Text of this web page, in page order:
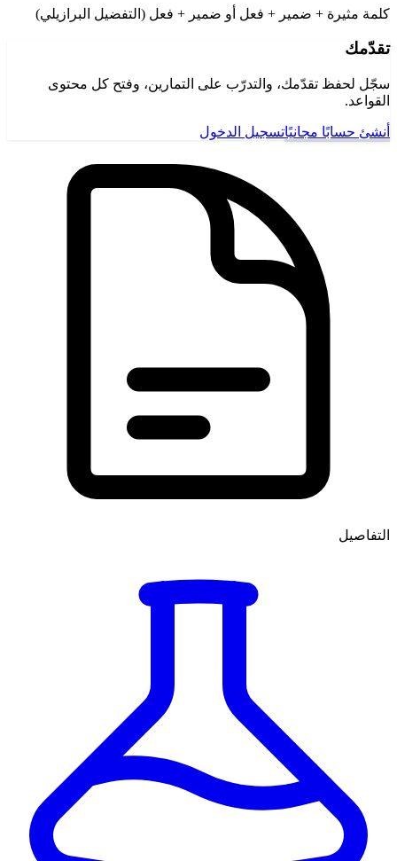
كلمة مثيرة + ضمير + فعل أو ضمير + فعل (التفضيل البرازيلي)
تقدّمك
سجّل لحفظ تقدّمك، والتدرّب على التمارين، وفتح كل محتوى
القواعد.
أنشئ حسابًا مجانيًاتسجيل الدخول
التفاصيل